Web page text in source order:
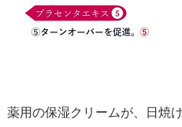
薬用の保湿クリームが、日焼